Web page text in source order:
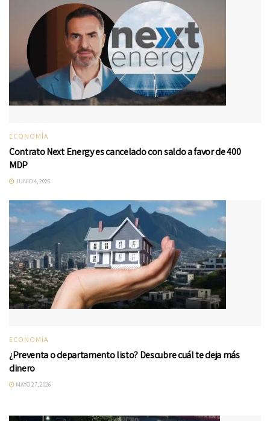
ECONOMÍA
Contrato Next Energy es cancelado con saldo a favor de 400
MDP
JUNIO 4, 2026
ECONOMÍA
¿Preventa o departamento listo? Descubre cuál te deja más
dinero
MAYO 27, 2026